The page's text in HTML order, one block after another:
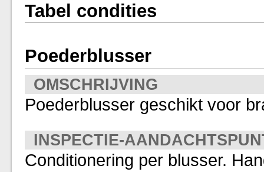
Tabel condities
Poederblusser
OMSCHRIJVING
Poederblusser geschikt voor
INSPECTIE-
Conditionering per blusser.